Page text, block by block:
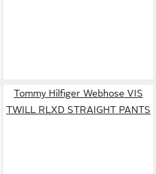
Tommy Hilfiger Webhose VIS
TWILL RLXD STRAIGHT PANTS